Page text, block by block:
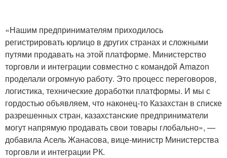
«Нашим предпринимателям приходилось
регистрировать юрлицо в других странах и сложными
путями продавать на этой платформе. Министерство
торговли и интеграции совместно с командой Amazon
проделали огромную работу. Это процесс переговоров,
логистика, технические доработки платформы. И мы с
гордостью объявляем, что наконец-то Казахстан в списке
разрешенных стран, казахстанские предприниматели
могут напрямую продавать свои товары глобально», —
добавила Асель Жанасова, вице-министр Министерства
торговли и интеграции РК.